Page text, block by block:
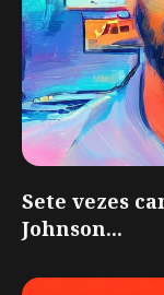
Sete vezes
Johnson...